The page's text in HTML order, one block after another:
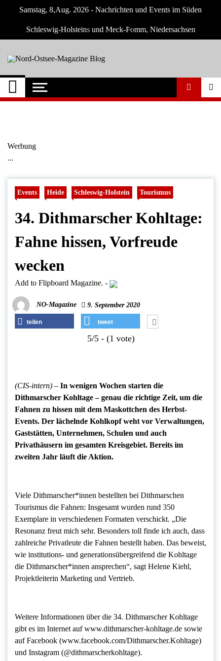
Samstag, 8,Aug. 2026 - Nachrichten und Events im Süden
Schleswig-Holsteins und Meck-Pomm, Niedersachsen
Nord-Ostsee-
Magazine Blog
Der Blog der Nord-Ostsee Magazine
Werbung
...
Events Heide Schleswig-Holstein Tourismus
34. Dithmarscher Kohltage:
Fahne hissen, Vorfreude
wecken
Add to Flipboard Magazine. -
NO-Magazine 9. September 2020
teilen tweet
5/5 - (1 vote)
(CIS-intern) – In wenigen Wochen starten die
Dithmarscher Kohltage – genau die richtige Zeit, um die
Fahnen zu hissen mit dem Maskottchen des Herbst-
Events. Der lächelnde Kohlkopf weht vor Verwaltungen,
Gaststätten, Unternehmen, Schulen und auch
Privathäusern im gesamten Kreisgebiet. Bereits im
zweiten Jahr läuft die Aktion.
Viele Dithmarscher*innen bestellten bei Dithmarschen
Tourismus die Fahnen: Insgesamt wurden rund 350
Exemplare in verschiedenen Formaten verschickt. „Die
Resonanz freut mich sehr. Besonders toll finde ich auch, dass
zahlreiche Privatleute die Fahnen bestellt haben. Das beweist,
wie institutions- und generationsübergreifend die Kohltage
die Dithmarscher*innen ansprechen“, sagt Helene Kiehl,
Projektleiterin Marketing und Vertrieb.
Weitere Informationen über die 34. Dithmarscher Kohltage
gibt es im Internet auf www.dithmarscher-kohltage.de sowie
auf Facebook (www.facebook.com/Dithmarscher.Kohltage)
und Instagram (@dithmarscherkohltage).